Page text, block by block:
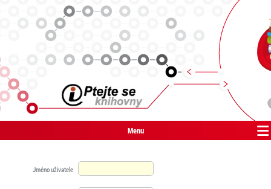
Menu
Jméno uživatele